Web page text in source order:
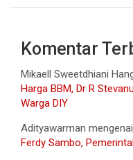
Komentar
Mikaell Sweetdhiani
Harga BBM, Dr R
Warga DIY
Adityawarman mengenai
Ferdy Sambo,